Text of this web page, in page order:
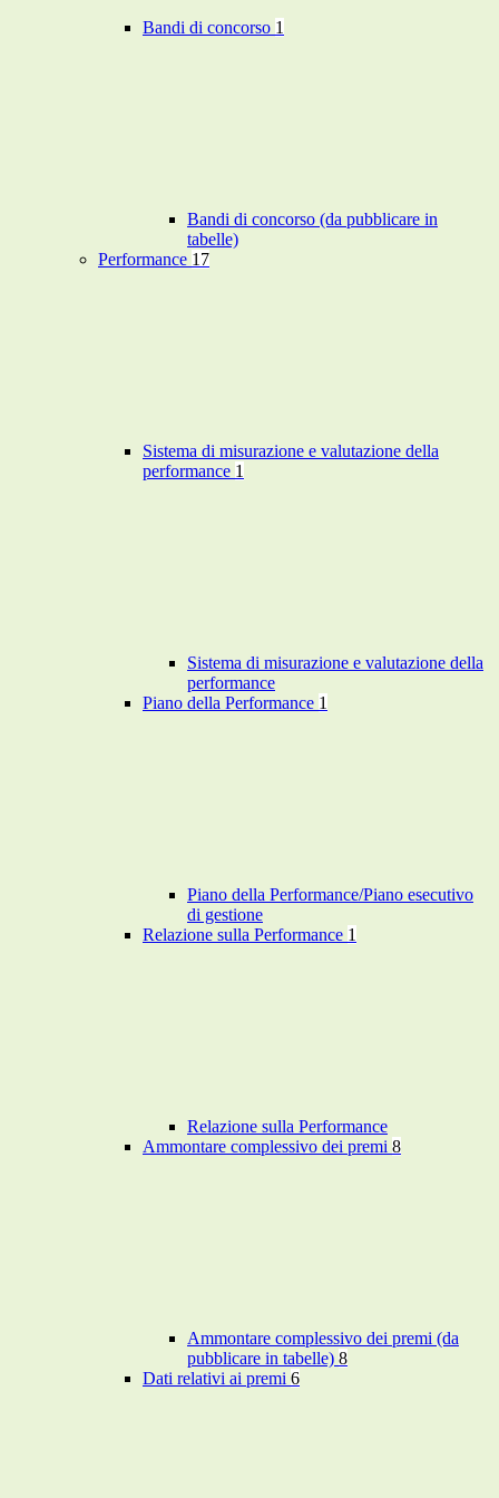
Bandi di concorso 1
Bandi di concorso (da pubblicare in
tabelle)
Performance 17
Sistema di misurazione e valutazione della
performance 1
Sistema di misurazione e valutazione della
performance
Piano della Performance 1
Piano della Performance/Piano esecutivo
di gestione
Relazione sulla Performance 1
Relazione sulla Performance
Ammontare complessivo dei premi 8
Ammontare complessivo dei premi (da
pubblicare in tabelle) 8
Dati relativi ai premi 6